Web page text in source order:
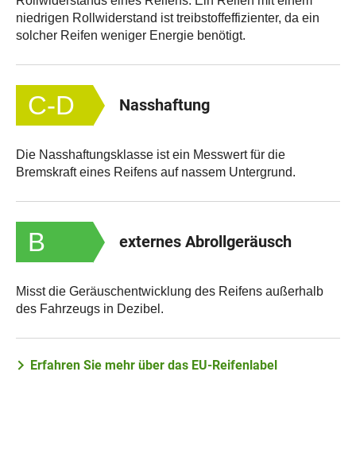
niedrigen Rollwiderstand ist treibstoffeffizienter, da ein
solcher Reifen weniger Energie benötigt.
C-D Nasshaftung
Die Nasshaftungsklasse ist ein Messwert für die
Bremskraft eines Reifens auf nassem Untergrund.
B externes Abrollgeräusch
Misst die Geräuschentwicklung des Reifens außerhalb
des Fahrzeugs in Dezibel.
Erfahren Sie mehr über das EU-Reifenlabel